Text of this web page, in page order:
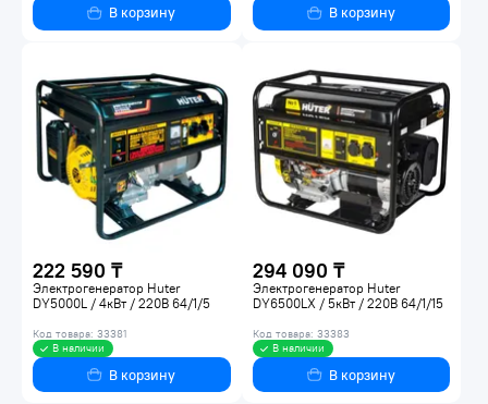
В корзину В корзину
222 590 ₸
Электрогенератор Huter
DY5000L / 4кВт / 220В 64/1/5
Код товара: 33381
В наличии
В корзину
294 090 ₸
Электрогенератор Huter
DY6500LX / 5кВт / 220В 64/1/15
Код товара: 33383
В наличии
В корзину